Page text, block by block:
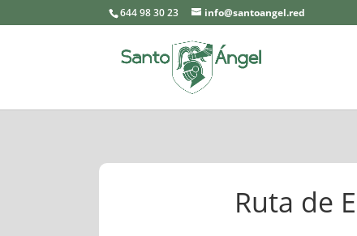
644 98 30 23 info@santoangel.red
Ruta de